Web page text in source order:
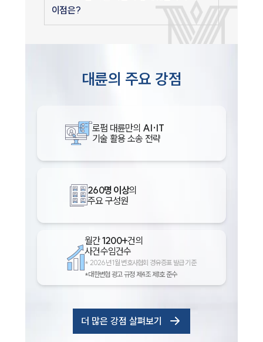
이점은?
대륜의 주요 강점
로펌 대륜만의 AI·IT
기술 활용 소송 전략
260명 이상의
주요 구성원
월간1200+건의
사건수임건수
* 2026년 1월 변호사협회 경유증표 발급 기준
*대한변협 광고 규정 제4조 제1호 준수
더 많은 강점 살펴보기